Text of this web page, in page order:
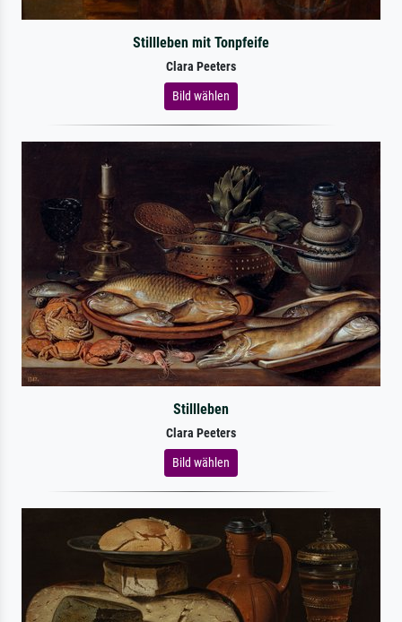
Stillleben mit Tonpfeife
Clara Peeters
Bild wählen
Stillleben
Clara Peeters
Bild wählen